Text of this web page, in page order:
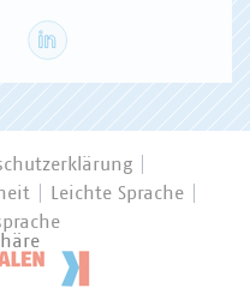
Leichte Sprache